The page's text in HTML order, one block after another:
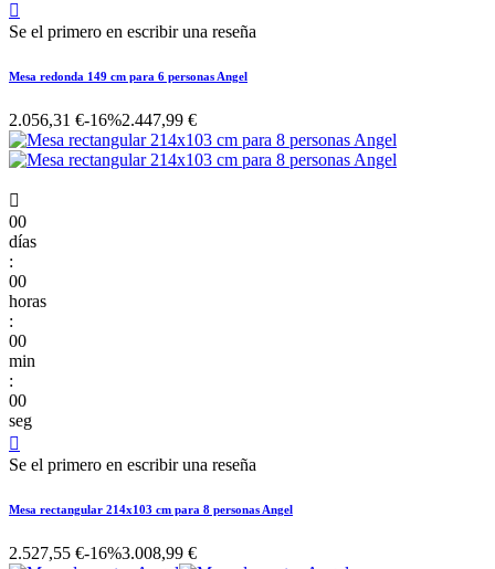

Se el primero en escribir una reseña
Mesa redonda 149 cm para 6 personas Angel
2.056,31 €-16%2.447,99 €

00
días
:
00
horas
:
00
min
:
00
seg

Se el primero en escribir una reseña
Mesa rectangular 214x103 cm para 8 personas Angel
2.527,55 €-16%3.008,99 €